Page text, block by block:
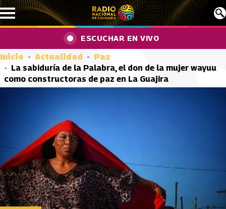
Pasar al contenido principal
ESCUCHAR EN VIVO
Inicio Actualidad
Paz
La sabiduría de la Palabra, el don de la mujer wayuu
como constructoras de paz en La Guajira